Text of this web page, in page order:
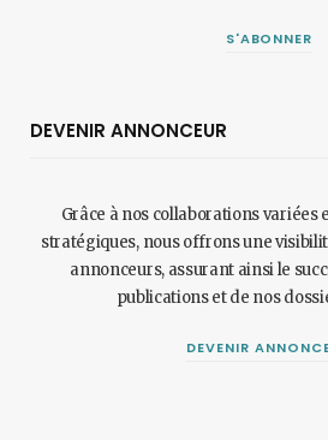
S'ABONNER
DEVENIR ANNONCEUR
Grâce à nos collaborations variées
stratégiques, nous offrons une
annonceurs, assurant ainsi le
publications et de nos
DEVENIR